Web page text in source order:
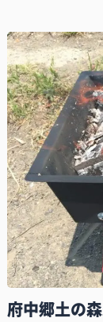
府中郷土の